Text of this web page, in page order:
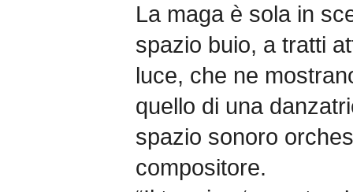
La maga è sola in
spazio buio, a tratti
luce, che ne
quello di una
spazio sonoro
compositore.